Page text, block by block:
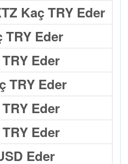
Kaç TRY Eder
TRY Eder
Eder
TRY Eder
Eder
Eder
Eder